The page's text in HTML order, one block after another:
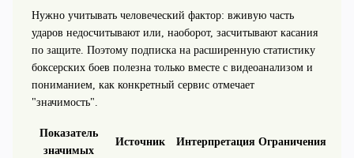
Нужно учитывать человеческий фактор: вживую часть
ударов недосчитывают или, наоборот, засчитывают касания
по защите. Поэтому подписка на расширенную статистику
боксерских боев полезна только вместе с видеоанализом и
пониманием, как конкретный сервис отмечает
"значимость".
Показатель
значимых
Источник Интерпретация Ограничения